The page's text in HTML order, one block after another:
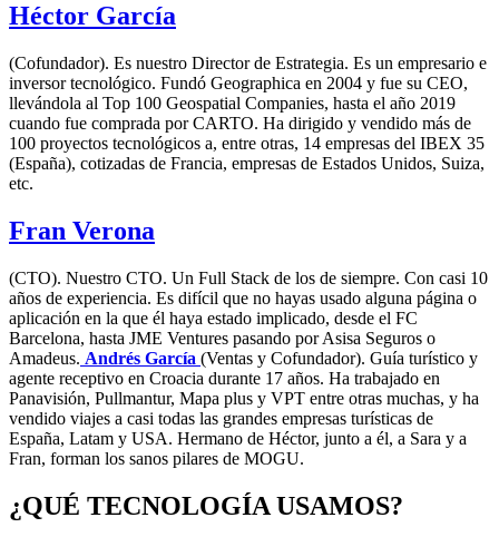
Héctor García
(Cofundador). Es nuestro Director de Estrategia. Es un empresario e
inversor tecnológico. Fundó Geographica en 2004 y fue su CEO,
llevándola al Top 100 Geospatial Companies, hasta el año 2019
cuando fue comprada por CARTO. Ha dirigido y vendido más de
100 proyectos tecnológicos a, entre otras, 14 empresas del IBEX 35
(España), cotizadas de Francia, empresas de Estados Unidos, Suiza,
etc.
Fran Verona
(CTO). Nuestro CTO. Un Full Stack de los de siempre. Con casi 10
años de experiencia. Es difícil que no hayas usado alguna página o
aplicación en la que él haya estado implicado, desde el FC
Barcelona, hasta JME Ventures pasando por Asisa Seguros o
Amadeus. Andrés García (Ventas y Cofundador). Guía turístico y
agente receptivo en Croacia durante 17 años. Ha trabajado en
Panavisión, Pullmantur, Mapa plus y VPT entre otras muchas, y ha
vendido viajes a casi todas las grandes empresas turísticas de
España, Latam y USA. Hermano de Héctor, junto a él, a Sara y a
Fran, forman los sanos pilares de MOGU.
¿QUÉ TECNOLOGÍA USAMOS?